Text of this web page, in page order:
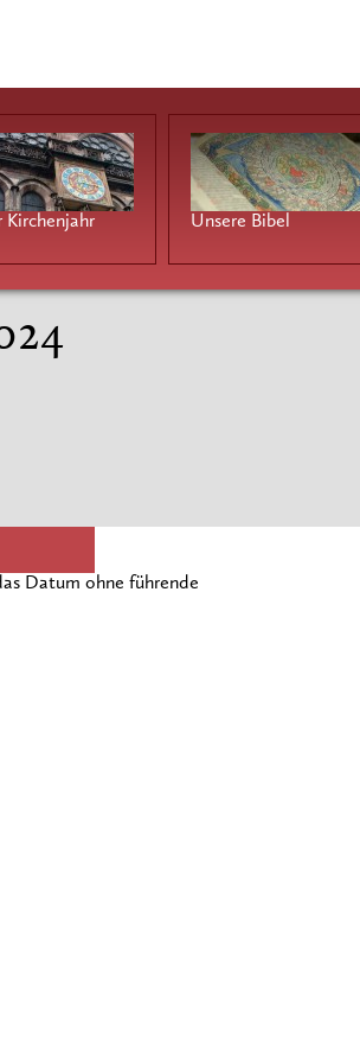
Kirchenjahr Unsere Bibel
Datum ohne führende